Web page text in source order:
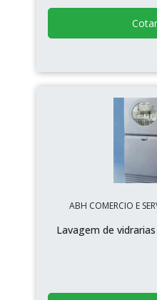
ABH COMERCIO E
Lavagem de